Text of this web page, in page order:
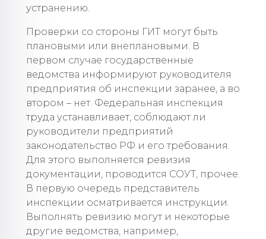
устранению.
Проверки со стороны ГИТ могут быть
плановыми или внеплановыми. В
первом случае государственные
ведомства информируют руководителя
предприятия об инспекции заранее, а во
втором – нет. Федеральная инспекция
труда устанавливает, соблюдают ли
руководители предприятий
законодательство РФ и его требования.
Для этого выполняется ревизия
документации, проводится СОУТ, прочее.
В первую очередь представитель
инспекции осматривается инструкции.
Выполнять ревизию могут и некоторые
другие ведомства, например,